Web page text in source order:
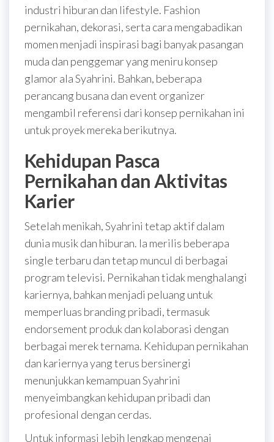
industri hiburan dan lifestyle. Fashion
pernikahan, dekorasi, serta cara mengabadikan
momen menjadi inspirasi bagi banyak pasangan
muda dan penggemar yang meniru konsep
glamor ala Syahrini. Bahkan, beberapa
perancang busana dan event organizer
mengambil referensi dari konsep pernikahan ini
untuk proyek mereka berikutnya.
Kehidupan Pasca
Pernikahan dan Aktivitas
Karier
Setelah menikah, Syahrini tetap aktif dalam
dunia musik dan hiburan. Ia merilis beberapa
single terbaru dan tetap muncul di berbagai
program televisi. Pernikahan tidak menghalangi
kariernya, bahkan menjadi peluang untuk
memperluas branding pribadi, termasuk
endorsement produk dan kolaborasi dengan
berbagai merek ternama. Kehidupan pernikahan
dan kariernya yang terus bersinergi
menunjukkan kemampuan Syahrini
menyeimbangkan kehidupan pribadi dan
profesional dengan cerdas.
Untuk informasi lebih lengkap mengenai